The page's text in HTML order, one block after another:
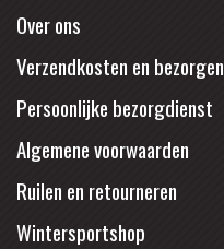
Over ons
Verzendkosten en bezorgen
Persoonlijke bezorgdienst
Algemene voorwaarden
Ruilen en retourneren
Wintersportshop